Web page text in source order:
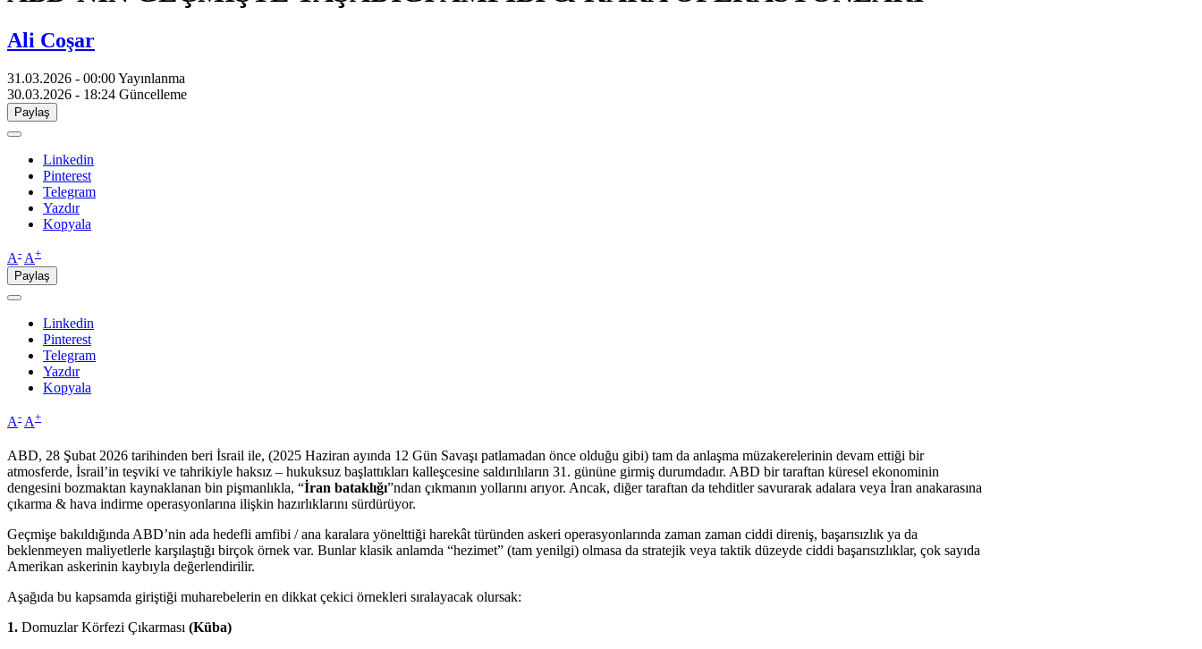
Ali Coşar
31.03.2026 - 00:00Yayınlanma
30.03.2026 - 18:24 Güncelleme
Paylaş
Linkedin
Pinterest
Telegram
Yazdır
Kopyala
A- A+
Paylaş
Linkedin
Pinterest
Telegram
Yazdır
Kopyala
A- A+
ABD, 28 Şubat 2026 tarihinden beri İsrail ile, (2025 Haziran ayında 12 Gün Savaşı patlamadan önce olduğu gibi) tam da anlaşma müzakerelerinin devam ettiği bir
atmosferde, İsrail’in teşviki ve tahrikiyle haksız – hukuksuz başlattıkları kalleşcesine saldırılıların 31. gününe girmiş durumdadır. ABD bir taraftan küresel ekonominin
dengesini bozmaktan kaynaklanan bin pişmanlıkla, “İran bataklığı”ndan çıkmanın yollarını arıyor. Ancak, diğer taraftan da tehditler savurarak adalara veya İran anakarasına
çıkarma & hava indirme operasyonlarına ilişkin hazırlıklarını sürdürüyor.
Geçmişe bakıldığında ABD’nin ada hedefli amfibi / ana karalara yönelttiği harekât türünden askeri operasyonlarında zaman zaman ciddi direniş, başarısızlık ya da
beklenmeyen maliyetlerle karşılaştığı birçok örnek var. Bunlar klasik anlamda “hezimet” (tam yenilgi) olmasa da stratejik veya taktik düzeyde ciddi başarısızlıklar, çok sayıda
Amerikan askerinin kaybıyla değerlendirilir.
Aşağıda bu kapsamda giriştiği muharebelerin en dikkat çekici örnekleri sıralayacak olursak:
1. Domuzlar Körfezi Çıkarması (Küba)